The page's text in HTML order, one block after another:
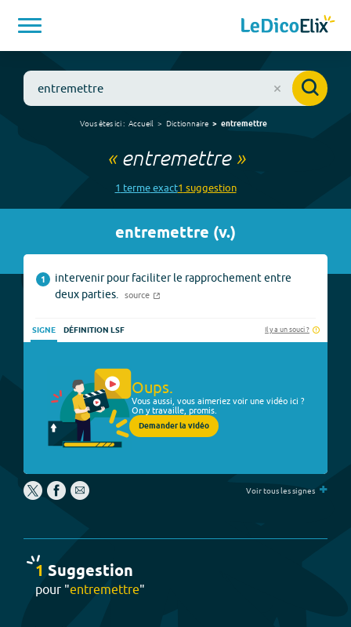
Vous êtes ici : Accueil Dictionnaire entremettre
« entremettre»
1 termeexact1 suggestion
entremettre (v.)
1
intervenir pour faciliter le rapprochement entre
deux parties.
source
SIGNE DÉFINITION LSF Il y a un souci ?
Oups.
Vous aussi, vous aimeriez voir une vidéo ici ?
On y travaille, promis.
Demander la vidéo
Voir tous les signes +
1 Suggestion
pour "entremettre"